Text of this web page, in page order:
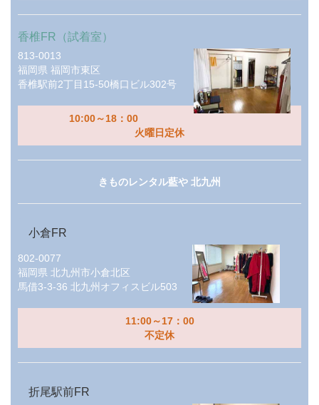
香椎FR（試着室）
813-0013
福岡県 福岡市東区
香椎駅前2丁目15-50橋口ビル302号
10:00～18：00
火曜日定休
きものレンタル藍や 北九州
小倉FR
802-0077
福岡県 北九州市小倉北区
馬借3-3-36 北九州オフィスビル503
11:00～17：00
不定休
折尾駅前FR